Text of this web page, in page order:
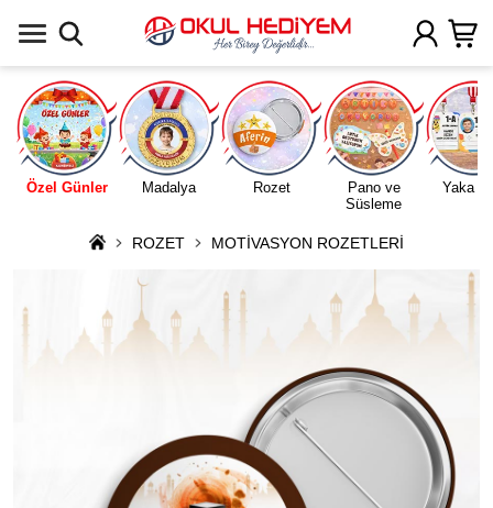
Özel Günler Madalya Rozet
Pano ve
Süsleme
Yaka
ROZET MOTİVASYON ROZETLERİ
Uygulamada Aç